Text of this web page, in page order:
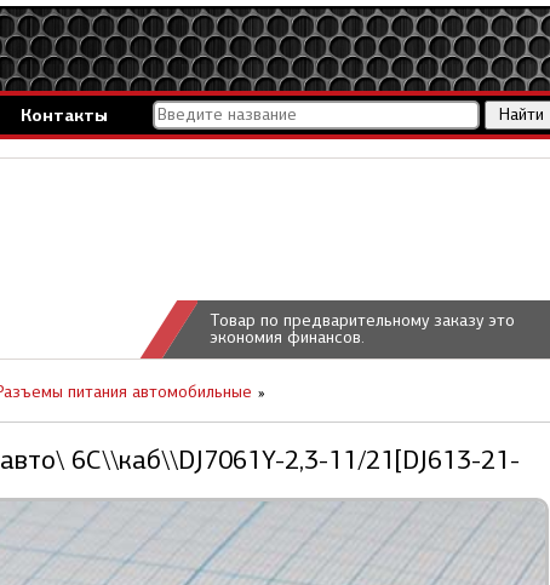
Контакты
Товар по предварительному заказу это
экономия финансов.
6C\\каб\\DJ7061Y-2,3-11/21[DJ613-21-
питания автомобильные